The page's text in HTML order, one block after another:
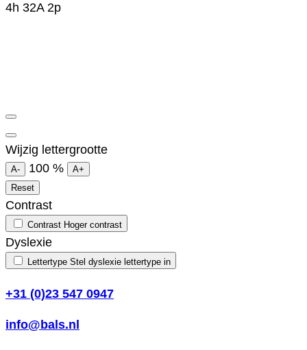
4h 32A 2p
Wijzig lettergrootte
A- 100 %
A+
Reset
Contrast
Contrast Hoger contrast
Dyslexie
Lettertype Stel dyslexie lettertype in
+31 (0)23 547 0947
info@bals.nl